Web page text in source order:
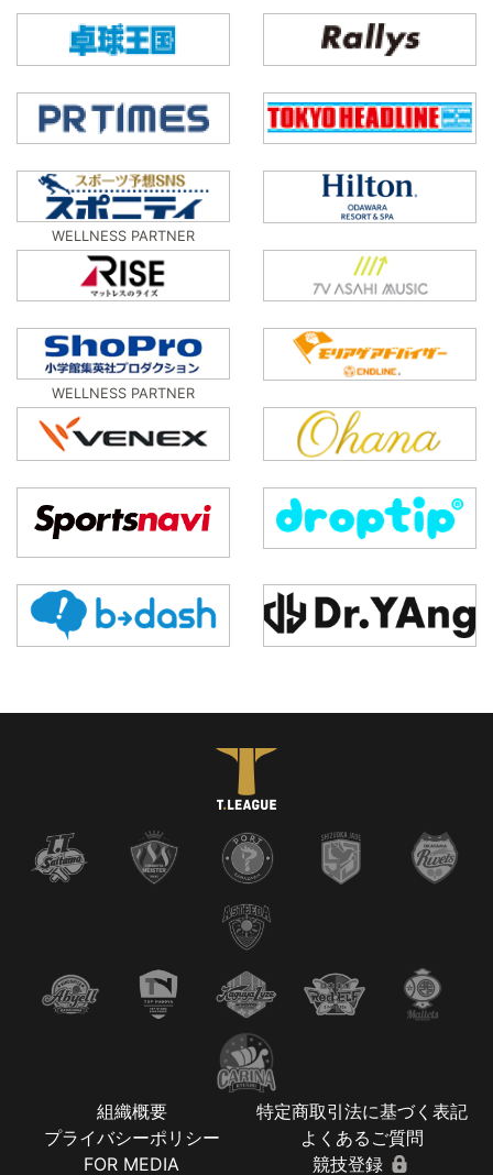
WELLNESS PARTNER
WELLNESS PARTNER
組織概要
特定商取引法に基づく表記
プライバシーポリシー
よくあるご質問
FOR MEDIA
競技登録